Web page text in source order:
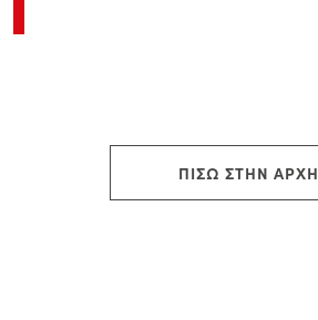
ΠΙΣΩ ΣΤΗΝ ΑΡΧΗ